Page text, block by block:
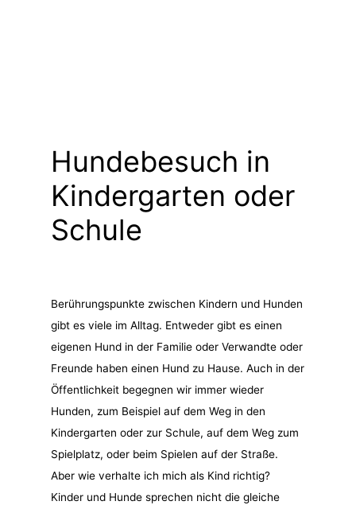
Hundebesuch in
Kindergarten oder
Schule
Berührungspunkte zwischen Kindern und Hunden
gibt es viele im Alltag. Entweder gibt es einen
eigenen Hund in der Familie oder Verwandte oder
Freunde haben einen Hund zu Hause. Auch in der
Öffentlichkeit begegnen wir immer wieder
Hunden, zum Beispiel auf dem Weg in den
Kindergarten oder zur Schule, auf dem Weg zum
Spielplatz, oder beim Spielen auf der Straße.
Aber wie verhalte ich mich als Kind richtig?
Kinder und Hunde sprechen nicht die gleiche